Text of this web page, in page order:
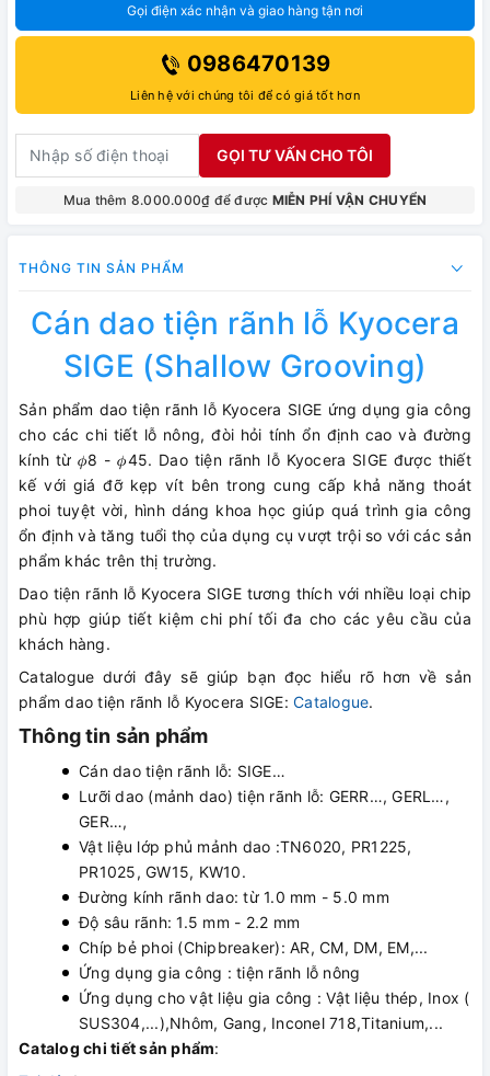
Gọi điện xác nhận và giao hàng tận nơi
0986470139
Liên hệ với chúng tôi để có giá tốt hơn
GỌI TƯ VẤN CHO TÔI
Mua thêm 8.000.000₫ để được MIỄN PHÍ VẬN CHUYỂN
THÔNG TIN SẢN PHẨM
Cán dao tiện rãnh lỗ Kyocera
SIGE (Shallow Grooving)
Sản phẩm dao tiện rãnh lỗ Kyocera SIGE ứng dụng gia công
cho các chi tiết lỗ nông, đòi hỏi tính ổn định cao và đường
kính từ 𝜙8 - 𝜙45. Dao tiện rãnh lỗ Kyocera SIGE được thiết
kế với giá đỡ kẹp vít bên trong cung cấp khả năng thoát
phoi tuyệt vời, hình dáng khoa học giúp quá trình gia công
ổn định và tăng tuổi thọ của dụng cụ vượt trội so với các sản
phẩm khác trên thị trường.
Dao tiện rãnh lỗ Kyocera SIGE tương thích với nhiều loại chip
phù hợp giúp tiết kiệm chi phí tối đa cho các yêu cầu của
khách hàng.
Catalogue dưới đây sẽ giúp bạn đọc hiểu rõ hơn về sản
phẩm dao tiện rãnh lỗ Kyocera SIGE: Catalogue.
Thông tin sản phẩm
Cán dao tiện rãnh lỗ: SIGE…
Lưỡi dao (mảnh dao) tiện rãnh lỗ: GERR…, GERL…,
GER…,
Vật liệu lớp phủ mảnh dao :TN6020, PR1225,
PR1025, GW15, KW10.
Đường kính rãnh dao: từ 1.0 mm - 5.0 mm
Độ sâu rãnh: 1.5 mm - 2.2 mm
Chíp bẻ phoi (Chipbreaker): AR, CM, DM, EM,...
Ứng dụng gia công : tiện rãnh lỗ nông
Ứng dụng cho vật liệu gia công : Vật liệu thép, Inox (
SUS304,...),Nhôm, Gang, Inconel 718,Titanium,...
Catalog chi tiết sản phẩm: